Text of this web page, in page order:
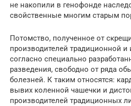
не накопили в генофонде
свойственные многим старым
Потомство, полученное от
производителей традиционной
согласно специально
разведения, свободно от ряда
болезней. К таким относятся:
вывих коленной чашечки и
производителей традиционных